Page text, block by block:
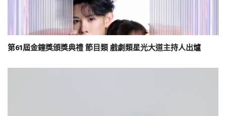
第61屆金鐘獎頒獎典禮 節目類 戲劇類星光大道主持人出爐